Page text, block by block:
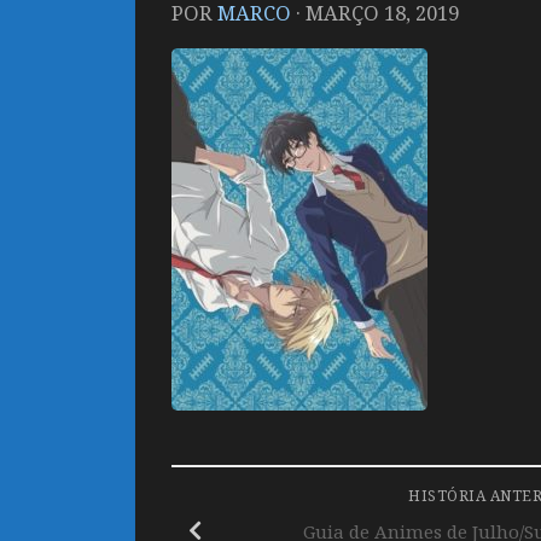
PORMARCO · MARÇO 18, 2019
HISTÓRIA
Guia de Animes de Julho/